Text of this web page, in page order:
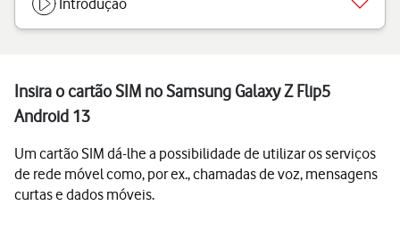
Introdução
Insira o cartão SIM no Samsung Galaxy Z Flip5
Android 13
Um cartão SIM dá-lhe a possibilidade de utilizar os serviços
de rede móvel como, por ex., chamadas de voz, mensagens
curtas e dados móveis.